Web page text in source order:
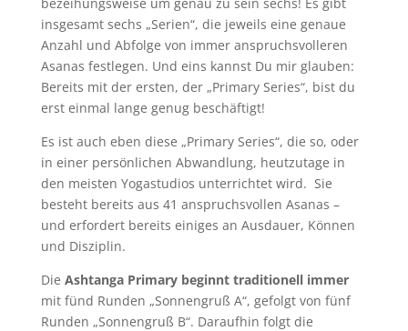
insgesamt sechs „Serien“, die jeweils eine genaue
Anzahl und Abfolge von immer anspruchsvolleren
Asanas festlegen. Und eins kannst Du mir glauben:
Bereits mit der ersten, der „Primary Series“, bist du
erst einmal lange genug beschäftigt!
Es ist auch eben diese „Primary Series“, die so, oder
in einer persönlichen Abwandlung, heutzutage in
den meisten Yogastudios unterrichtet wird. Sie
besteht bereits aus 41 anspruchsvollen Asanas –
und erfordert bereits einiges an Ausdauer, Können
und Disziplin.
Die Ashtanga Primary beginnt traditionell immer
mit fünd Runden „Sonnengruß A“, gefolgt von fünf
Runden „Sonnengruß B“. Daraufhin folgt die